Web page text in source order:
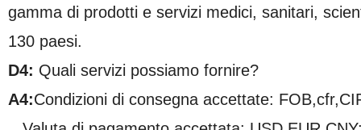
gamma di prodotti e servizi medici, sanitari,
130 paesi.
D4: Quali servizi possiamo fornire?
A4:Condizioni di consegna accettate: